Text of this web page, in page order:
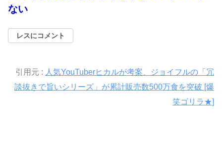
ない
レスにコメント
引用元 : 人気YouTuberヒカルが考案、ジョイフルの「冗
談抜きで旨いシリーズ」が累計販売数500万食を突破 [爆
笑ゴリラ★]